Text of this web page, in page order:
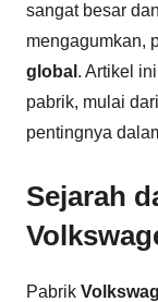
sangat besar
mengagumkan,
global . Artikel
pabrik, mulai
pentingnya
Sejarah
Pabrik